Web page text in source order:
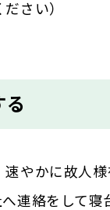
さい）
る
やかに故人
連絡をして寝